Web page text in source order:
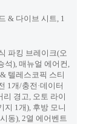
& 다이브 시트, 1
파킹 브레이크(오
), 매뉴얼 에어컨,
텔레스코픽 스티
1개/충전·데이터
리 경고, 오토 라이
지 1개), 후방 모니
동), 2열 에어벤트